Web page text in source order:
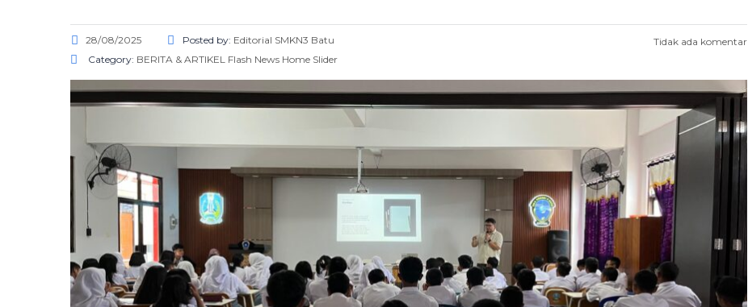
28/08/2025 Posted by: Editorial SMKN3 Batu
Category: BERITA & ARTIKEL Flash News Home Slider
Tidak ada komentar